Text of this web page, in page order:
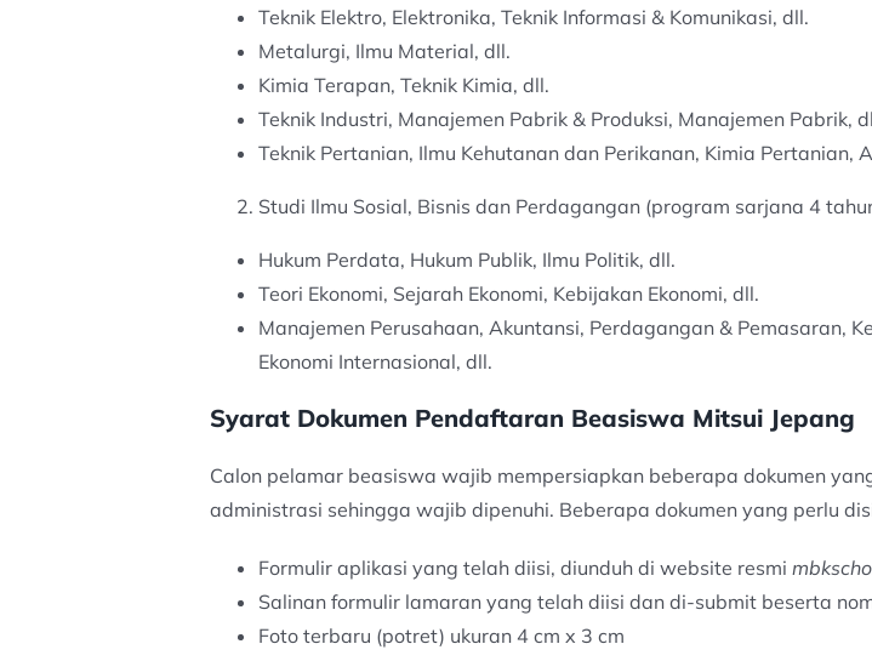
Teknik Elektro, Elektronika, Teknik Informasi & Komunikasi, dll.
Metalurgi, Ilmu Material, dll.
Kimia Terapan, Teknik Kimia, dll.
Teknik Industri, Manajemen Pabrik & Produksi, Manajemen Pabrik,
Teknik Pertanian, Ilmu Kehutanan dan Perikanan, Kimia Pertanian,
Studi Ilmu Sosial, Bisnis dan Perdagangan (program sarjana 4
Hukum Perdata, Hukum Publik, Ilmu Politik, dll.
Teori Ekonomi, Sejarah Ekonomi, Kebijakan Ekonomi, dll.
Manajemen Perusahaan, Akuntansi, Perdagangan & Pemasaran,
Ekonomi Internasional, dll.
Syarat Dokumen Pendaftaran Beasiswa Mitsui Jepang
Calon pelamar beasiswa wajib mempersiapkan beberapa dokumen
administrasi sehingga wajib dipenuhi. Beberapa dokumen yang perlu
Formulir aplikasi yang telah diisi, diunduh di website resmi
Salinan formulir lamaran yang telah diisi dan di-submit beserta
Foto terbaru (potret) ukuran 4 cm x 3 cm